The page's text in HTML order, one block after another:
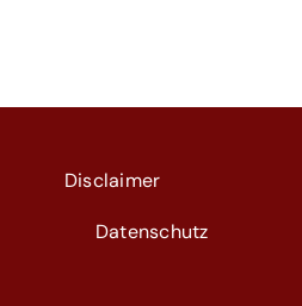
Disclaimer
Datenschutz